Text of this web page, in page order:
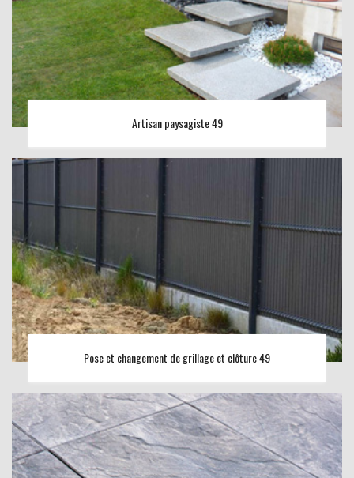
Artisan paysagiste 49
Pose et changement de grillage et clôture 49